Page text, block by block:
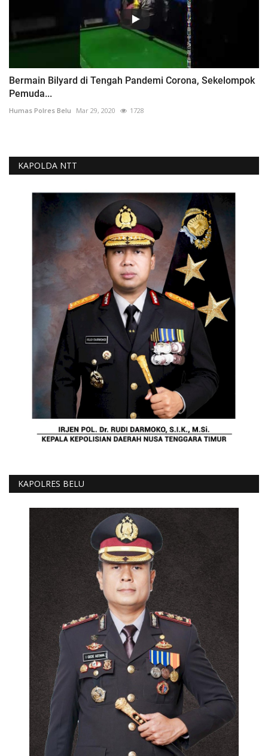
Bermain Bilyard di Tengah Pandemi Corona, Sekelompok
Pemuda...
Humas Polres Belu Mar 29, 2020 1728
KAPOLDA NTT
KAPOLRES BELU